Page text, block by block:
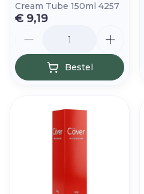
Cream Tube 150ml 4257
€ 9,19
Bestel